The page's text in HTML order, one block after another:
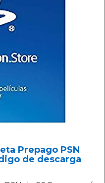
Prepago PSN
de descarga